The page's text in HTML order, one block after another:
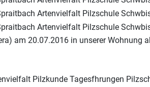
am 20.07.2016 in unserer Wohnung